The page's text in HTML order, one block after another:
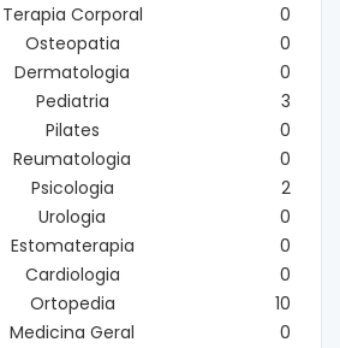
Terapia Corporal
0
Osteopatia
0
Dermatologia
0
Pediatria
3
Pilates
0
Reumatologia
0
Psicologia
2
Urologia
0
Estomaterapia
0
Cardiologia
0
Ortopedia
10
Medicina Geral
0